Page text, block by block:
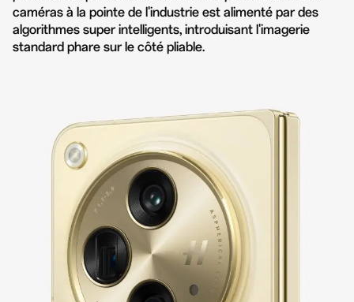
caméras à la pointe de l'industrie est alimenté par des
algorithmes super intelligents, introduisant l'imagerie
standard phare sur le côté pliable.